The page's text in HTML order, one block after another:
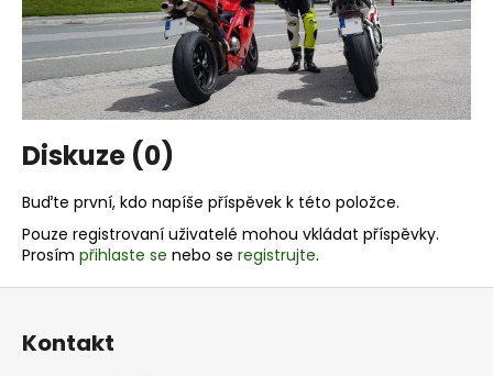
Diskuze (0)
Buďte první, kdo napíše příspěvek k této položce.
Pouze registrovaní uživatelé mohou vkládat příspěvky.
Prosím přihlaste se nebo se registrujte.
Z
Kontakt